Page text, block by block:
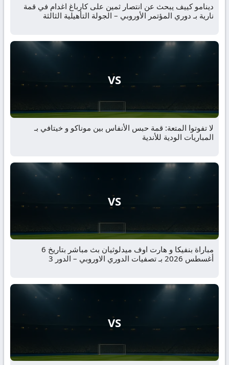
دينامو كييف يبحث عن انتصار ثمين على كارباغ اغدام في قمة
نارية بـ دوري المؤتمر الأوروبي – الجولة التأهيلية الثالثة
VS
لا تفوتوا المتعة: قمة حبس الأنفاس بين موناكو و خيتافي بـ
المباريات الودية للأندية
VS
مباراة بنفيكا و هارت اوف ميدلوثيان بث مباشر بتاريخ 6
أغسطس 2026 بـ تصفيات الدوري الاوروبي – الدور 3
VS